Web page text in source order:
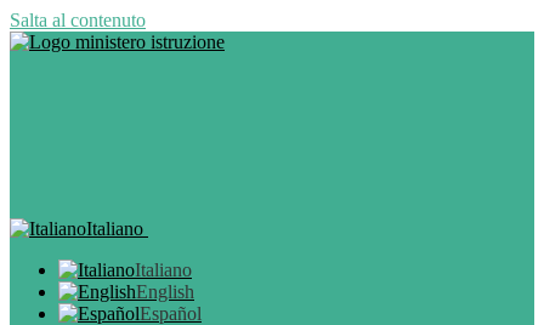
Salta al contenuto
Italiano
Italiano
English
Español